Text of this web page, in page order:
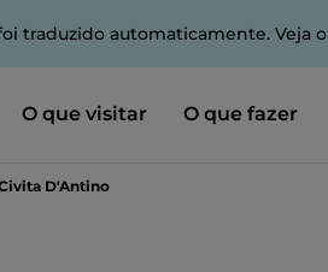
traduzido automaticamente. Veja o
O que visitar O que fazer
D'Antino